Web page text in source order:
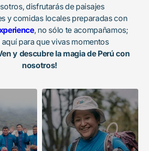
disfrutarás de paisajes
y comidas locales preparadas con
, no sólo te acompañamos;
para que vivas momentos
y descubre la magia de Perú con
nosotros!